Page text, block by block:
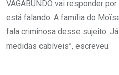
VAGABUNDO vai responder
está falando. A família do
fala criminosa desse sujeito.
medidas cabíveis”, escreveu.